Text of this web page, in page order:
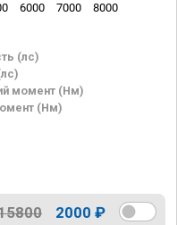
(лс)
момент (Нм)
(Нм)
6000 7000 8000
2000 ₽